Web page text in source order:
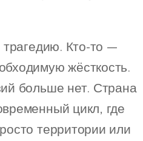
трагедию. Кто-то —
жёсткость.
больше нет. Страна
цикл, где
территории или